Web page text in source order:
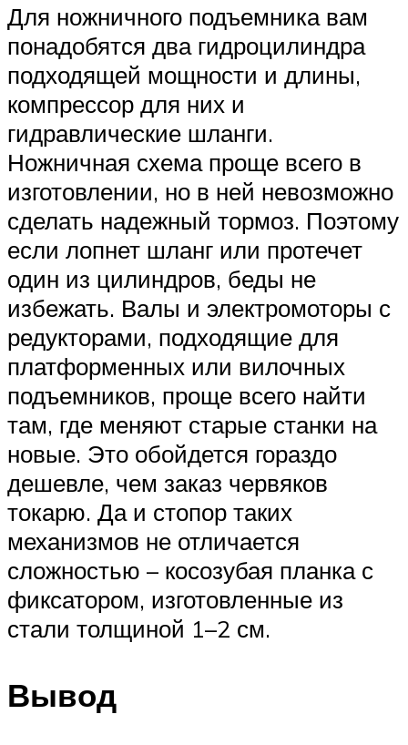
Для ножничного подъемника вам
понадобятся два гидроцилиндра
подходящей мощности и длины,
компрессор для них и
гидравлические шланги.
Ножничная схема проще всего в
изготовлении, но в ней невозможно
сделать надежный тормоз. Поэтому
если лопнет шланг или протечет
один из цилиндров, беды не
избежать. Валы и электромоторы с
редукторами, подходящие для
платформенных или вилочных
подъемников, проще всего найти
там, где меняют старые станки на
новые. Это обойдется гораздо
дешевле, чем заказ червяков
токарю. Да и стопор таких
механизмов не отличается
сложностью – косозубая планка с
фиксатором, изготовленные из
стали толщиной 1–2 см.
Вывод